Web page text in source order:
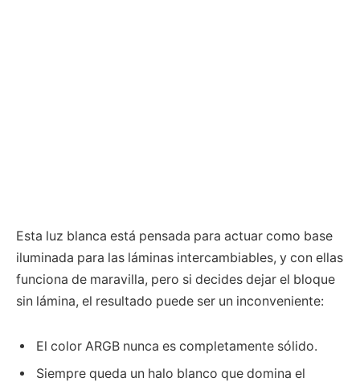
Esta luz blanca está pensada para actuar como base
iluminada para las láminas intercambiables, y con ellas
funciona de maravilla, pero si decides dejar el bloque
sin lámina, el resultado puede ser un inconveniente:
El color ARGB nunca es completamente sólido.
Siempre queda un halo blanco que domina el